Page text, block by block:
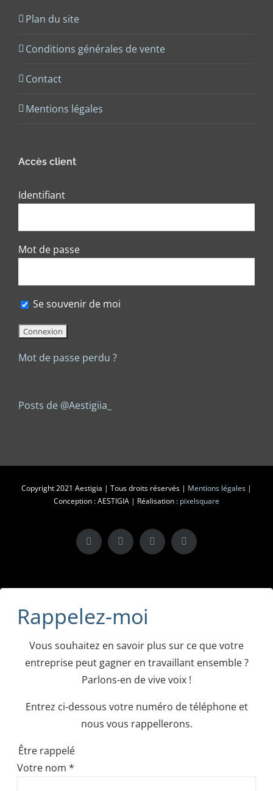
Plan du site
Conditions générales de vente
Contact
Mentions légales
Accès client
Identifiant
Mot de passe
Se souvenir de moi
Mot de passe perdu ?
Posts de @Aestigiia_
Copyright 2021 Aestigia | Tous droits réservés | Mentions légales |
Conception : AESTIGIA | Réalisation : pixelsquare
X LinkedInInstagramFacebook
Rappelez-moi
Vous souhaitez en savoir plus sur ce que votre
entreprise peut gagner en travaillant ensemble ?
Parlons-en de vive voix !
Entrez ci-dessous votre numéro de téléphone et
nous vous rappellerons.
Être rappelé
Votre nom *